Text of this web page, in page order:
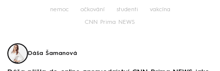
nemoc očkování studenti vakcína
CNN Prima NEWS
Dáša Šamanová